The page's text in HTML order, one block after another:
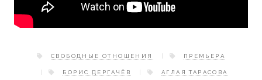
СВОБОДНЫЕ ОТНОШЕНИЯ ПРЕМЬЕРА
БОРИС ДЕРГАЧЁВ АГЛАЯ ТАРАСОВА